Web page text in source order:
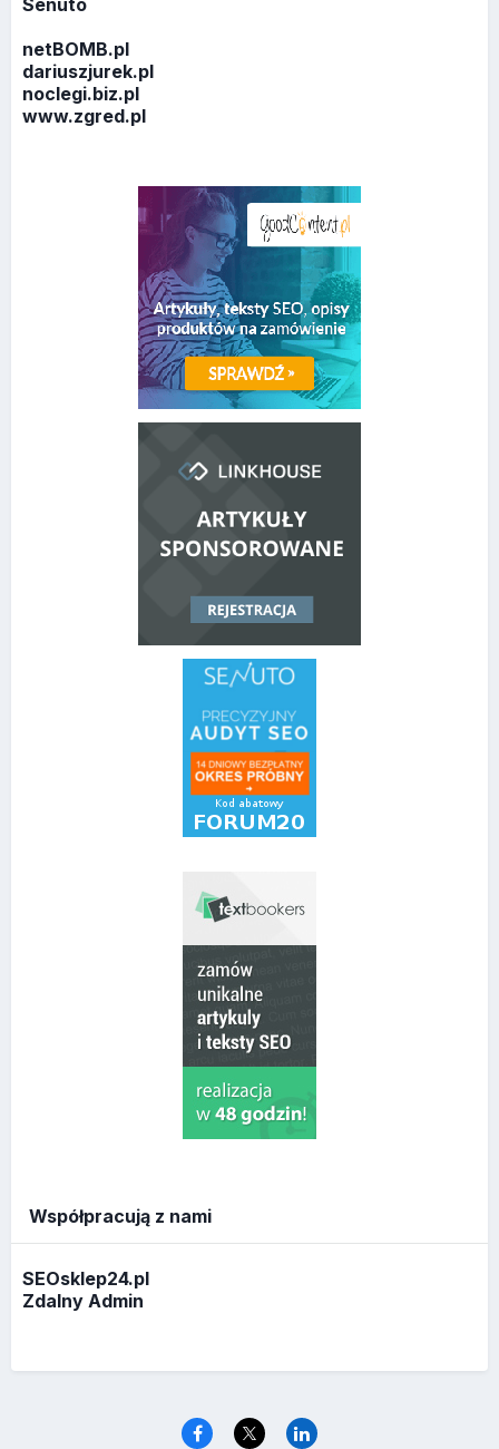
netBOMB.pl
dariuszjurek.pl
noclegi.biz.pl
www.zgred.pl
Współpracują z nami
SEOsklep24.pl
Zdalny Admin